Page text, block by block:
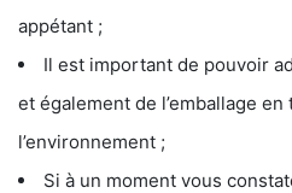
appétant ;
Il est important de pouvoir
et également de l’emballage
l’environnement ;
Si à un moment vous